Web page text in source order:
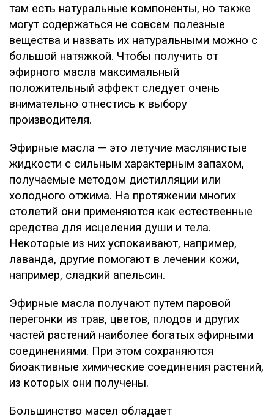
там есть натуральные компоненты, но также
могут содержаться не совсем полезные
вещества и назвать их натуральными можно с
большой натяжкой. Чтобы получить от
эфирного масла максимальный
положительный эффект следует очень
внимательно отнестись к выбору
производителя.
Эфирные масла — это летучие маслянистые
жидкости с сильным характерным запахом,
получаемые методом дистилляции или
холодного отжима. На протяжении многих
столетий они применяются как естественные
средства для исцеления души и тела.
Некоторые из них успокаивают, например,
лаванда, другие помогают в лечении кожи,
например, сладкий апельсин.
Эфирные масла получают путем паровой
перегонки из трав, цветов, плодов и других
частей растений наиболее богатых эфирными
соединениями. При этом сохраняются
биоактивные химические соединения растений,
из которых они получены.
Большинство масел обладает